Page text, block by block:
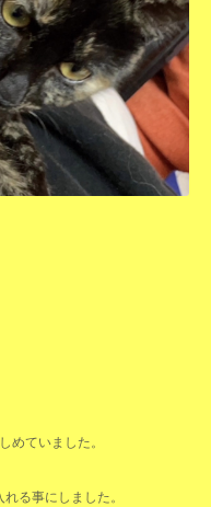
めていました。
る事にしました。